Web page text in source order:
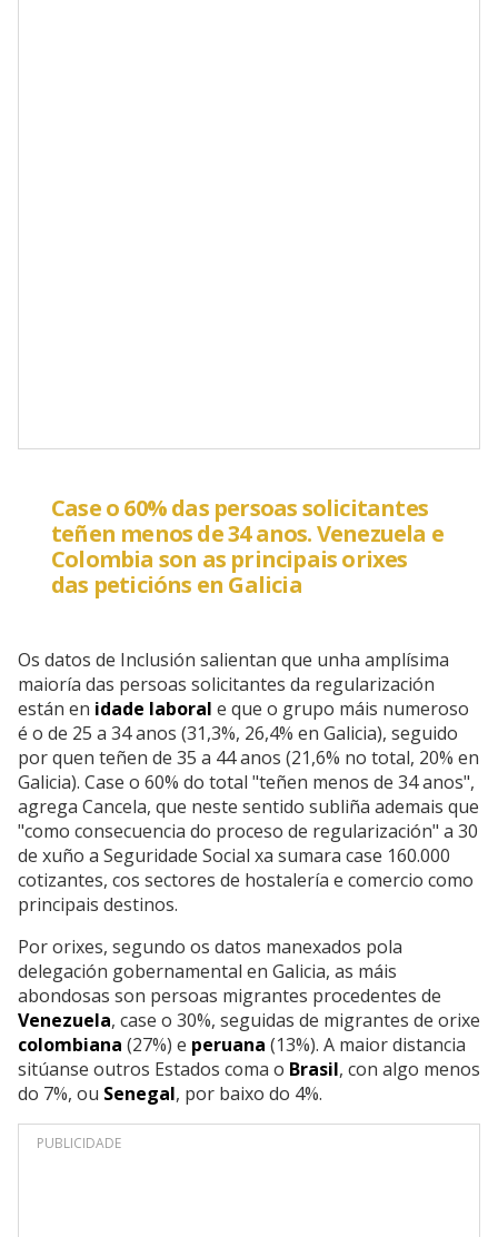
Case o 60% das persoas solicitantes
teñen menos de 34 anos. Venezuela e
Colombia son as principais orixes
das peticións en Galicia
Os datos de Inclusión salientan que unha amplísima
maioría das persoas solicitantes da regularización
están en idade laboral e que o grupo máis numeroso
é o de 25 a 34 anos (31,3%, 26,4% en Galicia), seguido
por quen teñen de 35 a 44 anos (21,6% no total, 20% en
Galicia). Case o 60% do total "teñen menos de 34 anos",
agrega Cancela, que neste sentido subliña ademais que
"como consecuencia do proceso de regularización" a 30
de xuño a Seguridade Social xa sumara case 160.000
cotizantes, cos sectores de hostalería e comercio como
principais destinos.
Por orixes, segundo os datos manexados pola
delegación gobernamental en Galicia, as máis
abondosas son persoas migrantes procedentes de
Venezuela, case o 30%, seguidas de migrantes de orixe
colombiana (27%) e peruana (13%). A maior distancia
sitúanse outros Estados coma o Brasil, con algo menos
do 7%, ou Senegal, por baixo do 4%.
PUBLICIDADE